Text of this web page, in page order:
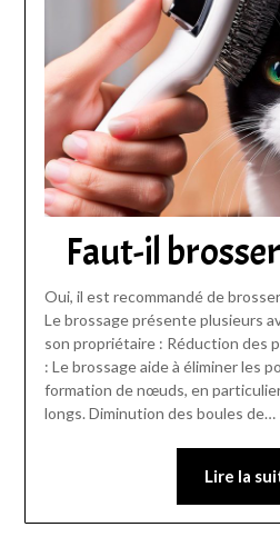
Faut-il
Oui, il est recommandé de
Le brossage présente plusieurs
son propriétaire : Réduction des
: Le brossage aide à éliminer les
formation de nœuds, en
longs. Diminution des boules de…
Lire la